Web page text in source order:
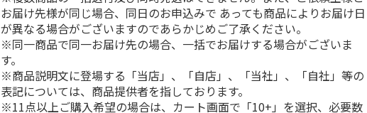
お届け先様が同じ場合、同日のお申込みで あっても商品によりお届け日
が異なる場合がございますのであらかじめご了承ください。
※同一商品で同一お届け先の場合、一括でお届けする場合がございま
す。
※商品説明文に登場する「当店」、「自店」、「当社」、「自社」等の
表記については、商品提供者を指しております。
※11点以上ご購入希望の場合は、カート画面で「10+」を選択、必要数